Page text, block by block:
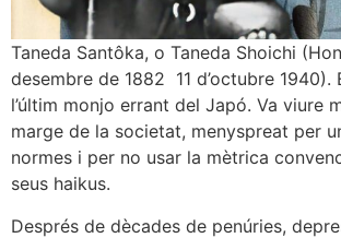
Taneda Santôka, o Taneda Shoichi
desembre de 1882  11 d’octubre
l’últim monjo errant del Japó. Va viure
marge de la societat, menyspreat per
normes i per no usar la mètrica
seus haikus.
Després de dècades de penúries,